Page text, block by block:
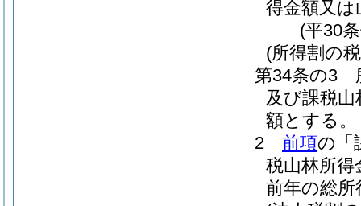
得金額又
(平30
(所得割の
第34条の3
及び課税
額とする。
2
前項の「
税山林所
前年の総所